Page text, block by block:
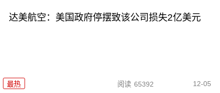
达美航空：美国政府停摆致该公司损失2亿美元
最热 阅读 65392 12-05